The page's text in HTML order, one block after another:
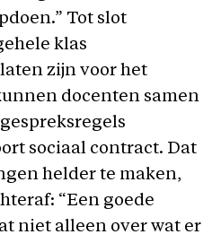
Tot slot
klas
zijn voor het
docenten samen
sociaal contract. Dat
helder te maken,
“Een goede
niet alleen over wat er